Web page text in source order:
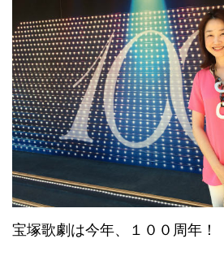
宝塚歌劇は今年、１００周年！